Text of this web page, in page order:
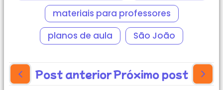
materiais para professores
planos de aula
São João
Post anteriorPróximo post